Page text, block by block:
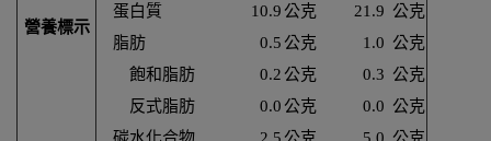
營養標示
蛋白質
10.9 公克 21.9 公克
脂肪
0.5 公克 1.0 公克
飽和脂肪
0.2 公克 0.3 公克
反式脂肪
0.0 公克 0.0 公克
碳水化合物
2.5 公克 5.0 公克